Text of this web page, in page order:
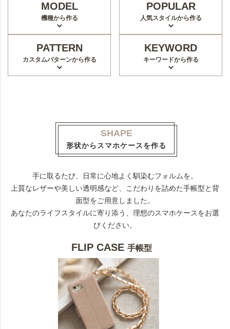
MODEL
機種から作る
POPULAR
人気スタイルから作る
PATTERN
カスタムパターンから作る
KEYWORD
キーワードから作る
SHAPE
形状からスマホケースを作る
手に取るたび、日常に心地よく馴染むフォルムを。
上質なレザーや美しい透明感など、こだわりを詰めた手帳型と背
面型をご用意しました。
あなたのライフスタイルに寄り添う、理想のスマホケースをお選
びください。
FLIP CASE手帳型